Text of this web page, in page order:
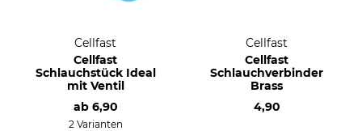
Cellfast
Cellfast
Schlauchstück Ideal
mit Ventil
ab 6,90
2 Varianten
Cellfast
Cellfast
Schlauchverbinder
Brass
4,90